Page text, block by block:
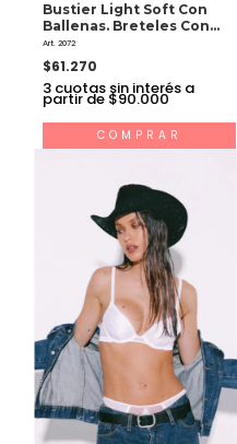
Bustier Light Soft Con
Ballenas. Breteles Con
Less Regulable.
Art. 2072
$61.270
3 cuotas sin interés a
partir de $90.000
COMPRAR